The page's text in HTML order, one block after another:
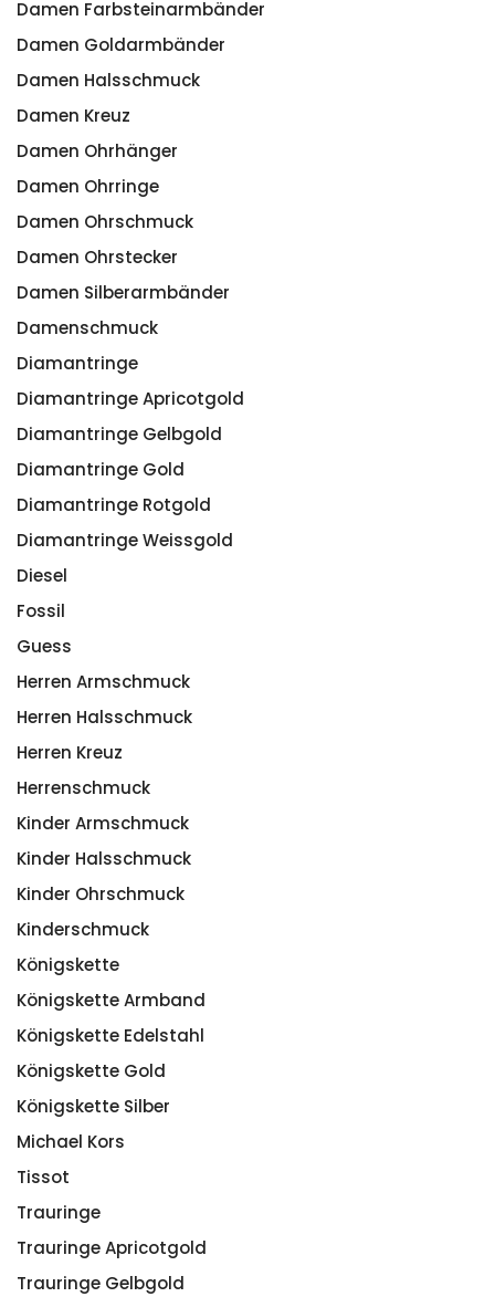
Damen Farbsteinarmbänder
Damen Goldarmbänder
Damen Halsschmuck
Damen Kreuz
Damen Ohrhänger
Damen Ohrringe
Damen Ohrschmuck
Damen Ohrstecker
Damen Silberarmbänder
Damenschmuck
Diamantringe
Diamantringe Apricotgold
Diamantringe Gelbgold
Diamantringe Gold
Diamantringe Rotgold
Diamantringe Weissgold
Diesel
Fossil
Guess
Herren Armschmuck
Herren Halsschmuck
Herren Kreuz
Herrenschmuck
Kinder Armschmuck
Kinder Halsschmuck
Kinder Ohrschmuck
Kinderschmuck
Königskette
Königskette Armband
Königskette Edelstahl
Königskette Gold
Königskette Silber
Michael Kors
Tissot
Trauringe
Trauringe Apricotgold
Trauringe Gelbgold